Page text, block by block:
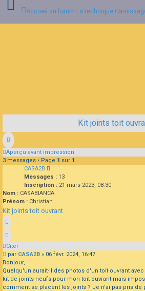
Accueil du forum La technique
Kit joints toit
Aperçu avant impression
3 messages • Page 1 sur 1
CASA2B
Messages : 13
Inscription : 21 mars 2023, 08:30
Nom : CASABIANCA
Prénom : Christian
Kit joints toit ouvrant
Citer
Message
par CASA2B » 06 févr. 2024, 16:47
Bonjour,
Quelqu'un aurait-il des photos d'un toit ouvrant
kit de joints neufs pour mon toit ouvrant mais
comment se placent les joints ? Je n'ai pas pris